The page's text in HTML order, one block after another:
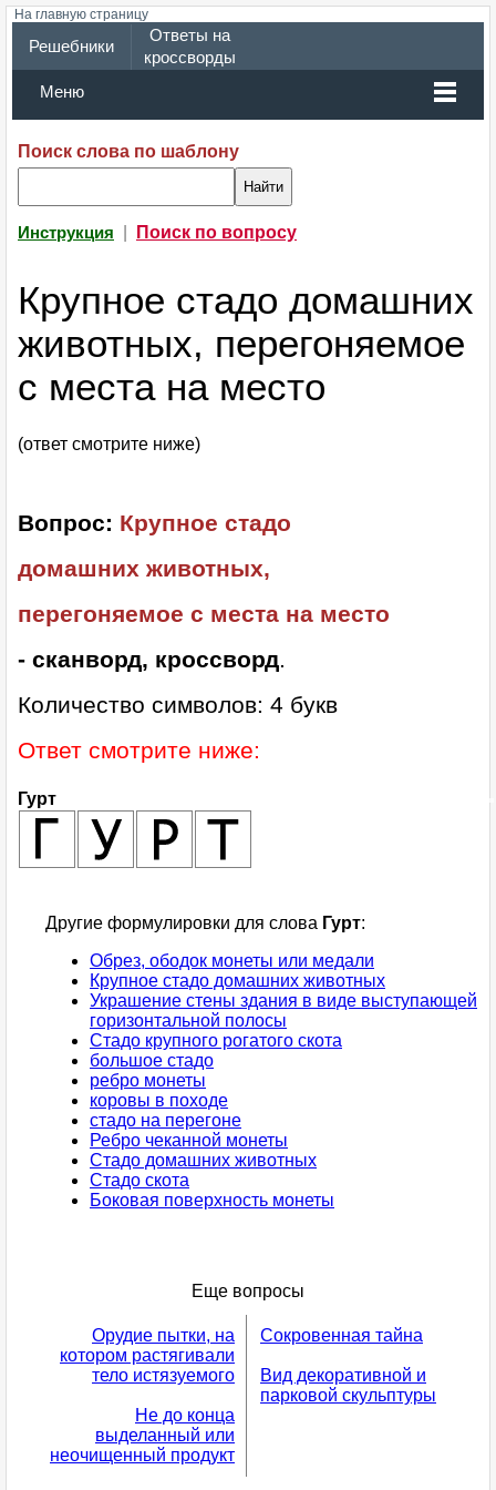
На главную страницу
Решебники
Ответы на
кроссворды
Меню
Поиск слова по шаблону
Инструкция Поиск по вопросу
Крупное стадо домашних
животных, перегоняемое
с места на место
(ответ смотрите ниже)
Вопрос: Крупное стадо
домашних животных,
перегоняемое с места на место
- сканворд, кроссворд.
Количество символов: 4 букв
Ответ смотрите ниже:
Гурт
Другие формулировки для слова Гурт:
Обрез, ободок монеты или медали
Крупное стадо домашних животных
Украшение стены здания в виде выступающей
горизонтальной полосы
Стадо крупного рогатого скота
большое стадо
ребро монеты
коровы в походе
стадо на перегоне
Ребро чеканной монеты
Стадо домашних животных
Стадо скота
Боковая поверхность монеты
Еще вопросы
Орудие пытки, на
котором растягивали
тело истязуемого
Не до конца
выделанный или
неочищенный продукт
Сокровенная тайна
Вид декоративной и
парковой скульптуры